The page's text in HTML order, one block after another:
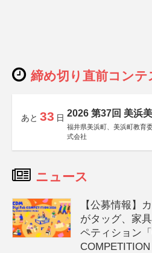
締め切り直前コンテ
あと 33 日 2026 第37回 美浜
福井県美浜町、美浜町教育
式会社
ニュース
【公募情報】
がタッグ、家
ペティション